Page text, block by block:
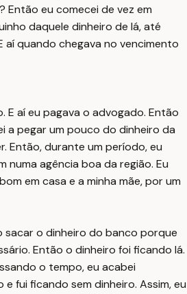
Então eu comecei de vez em
daquele dinheiro de lá, até
aí quando chegava no vencimento
E aí eu pagava o advogado. Então
a pegar um pouco do dinheiro da
Então, durante um período, eu
numa agência boa da região. Eu
em casa e a minha mãe, por um
sacar o dinheiro do banco porque
Então o dinheiro foi ficando lá.
o tempo, eu acabei
fui ficando sem dinheiro. Assim, eu